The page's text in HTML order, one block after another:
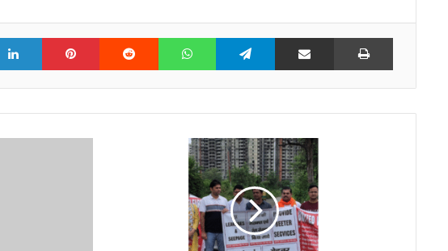
LinkedIn Pinterest Reddit WhatsAppTelegram Share via Email Print